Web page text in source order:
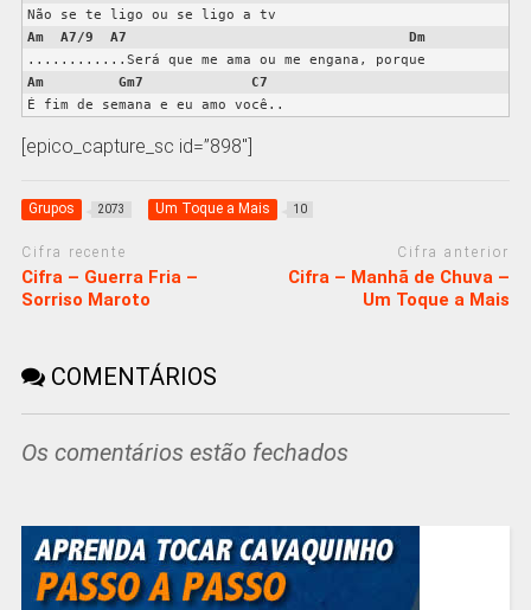
Am
A7/9 A7
Dm
Am
Gm7
C7
É fim de semana e eu amo você..
[epico_capture_sc id=”898″]
Grupos 2073 Um Toque a Mais 10
Cifra recente
Cifra – Guerra Fria –
Sorriso Maroto
Cifra anterior
Cifra – Manhã de Chuva –
Um Toque a Mais
COMENTÁRIOS
Os comentários estão fechados